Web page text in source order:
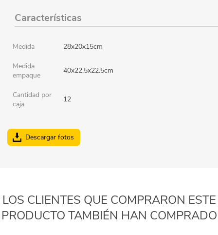
Características
Medida 28x20x15cm
Medida
empaque
40x22.5x22.5cm
Cantidad por
caja
12
Descargar fotos
LOS CLIENTES QUE COMPRARON ESTE
PRODUCTO TAMBIÉN HAN COMPRADO